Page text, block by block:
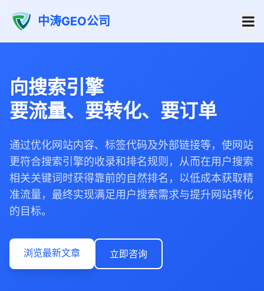
中涛GEO公司
向搜索引擎
要流量、要转化、要订单
通过优化网站内容、标签代码及外部链接等，使网站
更符合搜索引擎的收录和排名规则，从而在用户搜索
相关关键词时获得靠前的自然排名，以低成本获取精
准流量，最终实现满足用户搜索需求与提升网站转化
的目标。
浏览最新文章 立即咨询